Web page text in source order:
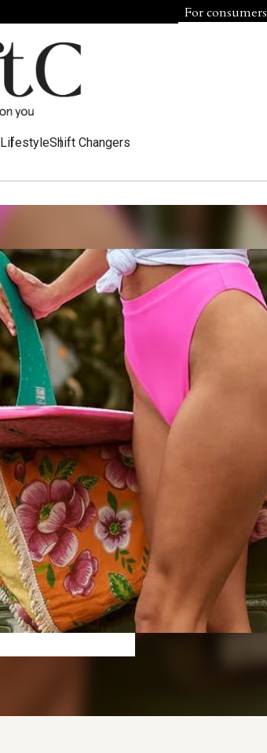
For consumers
LifestyleShift Changers